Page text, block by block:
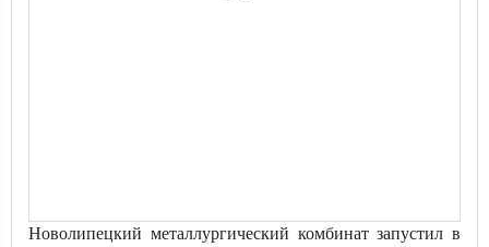
Новолипецкий металлургический комбинат запустил в